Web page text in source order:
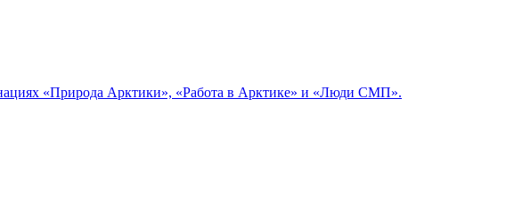
«Природа Арктики», «Работа в Арктике» и «Люди СМП».